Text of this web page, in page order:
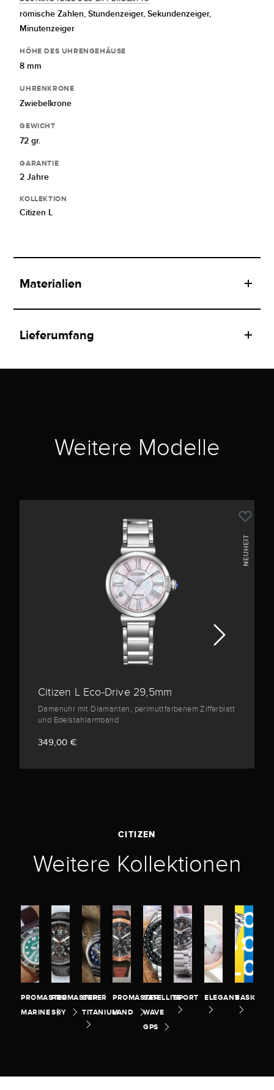
römische Zahlen,Stundenzeiger,Sekundenzeiger,
Minutenzeiger
HÖHE DES UHRENGEHÄUSE
8 mm
UHRENKRONE
Zwiebelkrone
GEWICHT
72 gr.
GARANTIE
2 Jahre
KOLLEKTION
Citizen L
Materialien
Lieferumfang
Weitere Modelle
NEUHEIT
Citizen L Eco-Drive 29,5mm
Damenuhr mit Diamanten, perlmuttfarbenem Zifferblatt
und Edelstahlarmband
349,00 €
CITIZEN
Weitere Kollektionen
PROMASTER
MARINE
PROMASTER
SKY
SUPER
TITANIUM
PROMASTER
LAND
SATELLITE
WAVE
GPS
SPORT ELEGANTBASIC